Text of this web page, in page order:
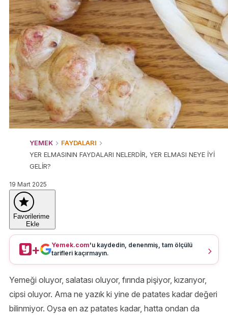
YEMEK
FAYDALARI
YER ELMASININ FAYDALARI NELERDİR, YER ELMASI NEYE İYİ
GELİR?
19 Mart 2025
Favorilerime
Ekle
+ Yemek.com'u kaydedin, denenmiş, tam ölçülü
tarifleri kaçırmayın.
Yemeği oluyor, salatası oluyor, fırında pişiyor, kızarıyor,
cipsi oluyor. Ama ne yazık ki yine de patates kadar değeri
bilinmiyor. Oysa en az patates kadar, hatta ondan da